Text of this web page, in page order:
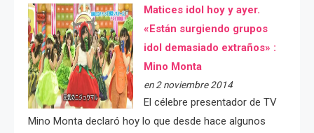
Matices idol hoy y ayer.
«Están surgiendo grupos
idol demasiado extraños» :
Mino Monta
en 2 noviembre 2014
El célebre presentador de TV
Mino Monta declaró hoy lo que desde hace algunos